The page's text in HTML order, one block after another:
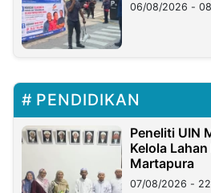
06/08/2026 -
PENDIDIKAN
Peneliti UIN
Kelola
Martapura
07/08/2026 -